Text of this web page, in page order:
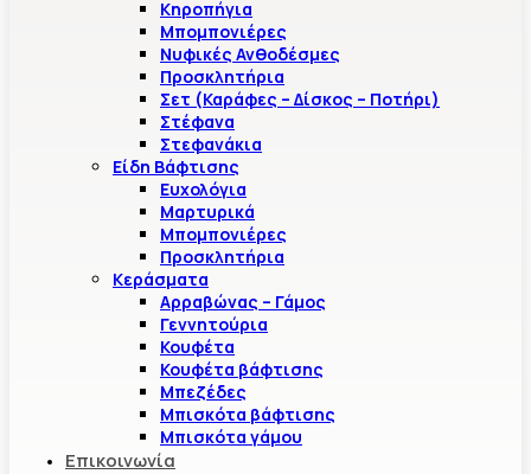
Κηροπήγια
Μπομπονιέρες
Νυφικές Ανθοδέσμες
Προσκλητήρια
Σετ (Καράφες – Δίσκος – Ποτήρι)
Στέφανα
Στεφανάκια
Είδη Βάφτισης
Ευχολόγια
Μαρτυρικά
Μπομπονιέρες
Προσκλητήρια
Κεράσματα
Αρραβώνας – Γάμος
Γεννητούρια
Κουφέτα
Κουφέτα βάφτισης
Μπεζέδες
Μπισκότα βάφτισης
Μπισκότα γάμου
Επικοινωνία